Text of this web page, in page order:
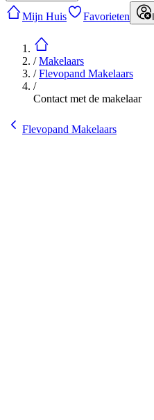
Mijn Huis Favorieten
/Makelaars
/Flevopand Makelaars
/
Contact met de makelaar
Flevopand Makelaars